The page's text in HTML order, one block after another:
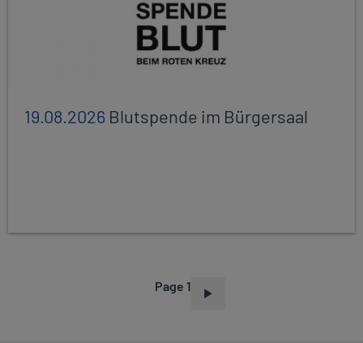
19.08.2026 Blutspende im Bürgersaal
Page 1